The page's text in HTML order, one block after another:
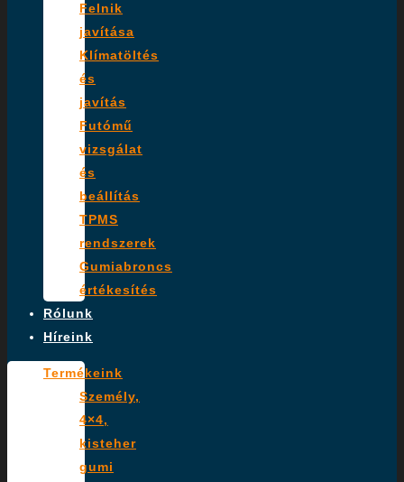
Felnik
javítása
Klímatöltés
és
javítás
Futómű
vizsgálat
és
beállítás
TPMS
rendszerek
Gumiabroncs
értékesítés
Rólunk
Híreink
Termékeink
Személy,
4×4,
kisteher
gumi